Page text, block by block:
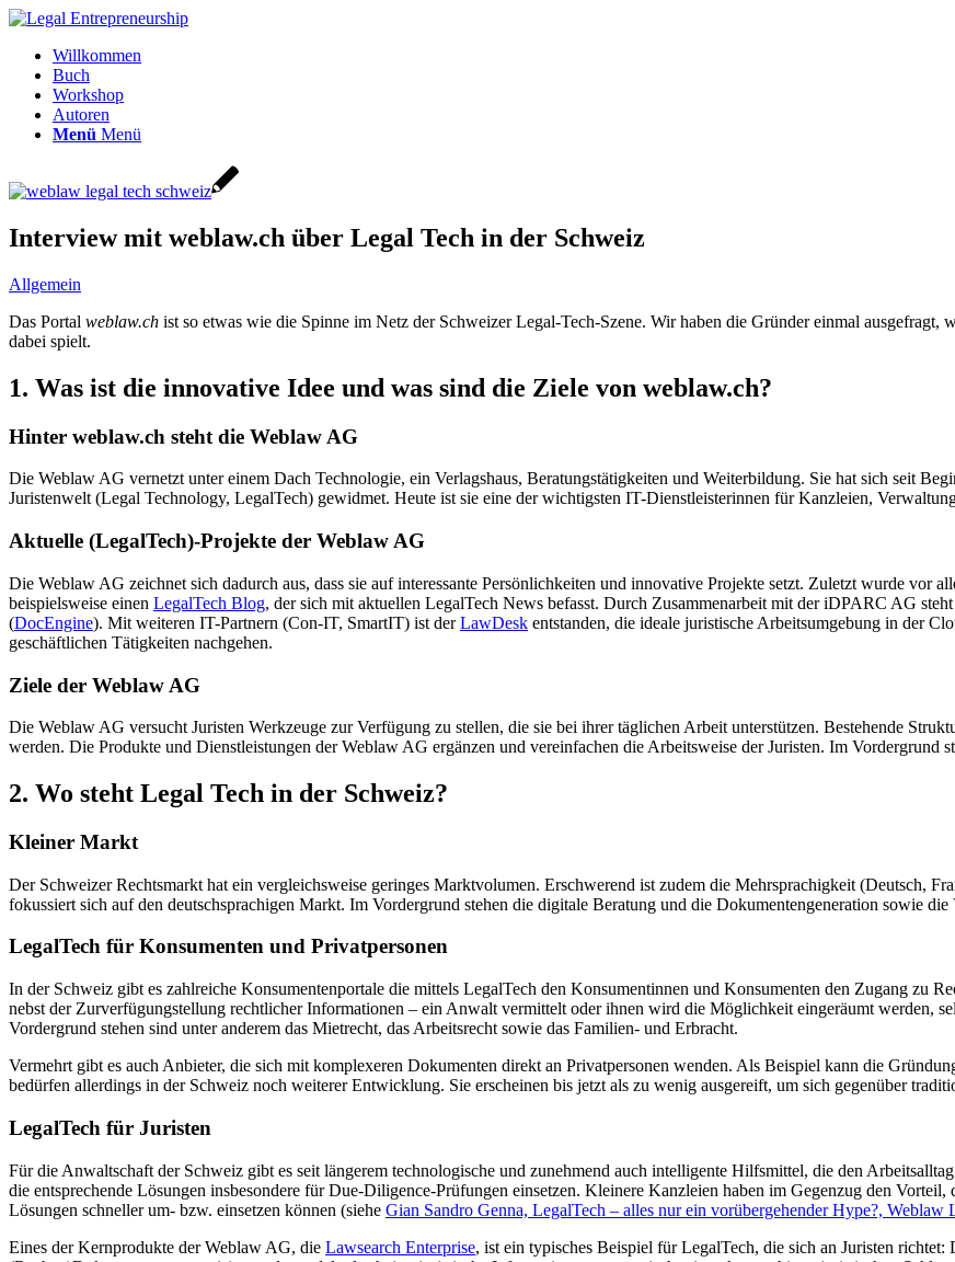
Willkommen
Buch
Workshop
Autoren
Menü Menü
Interview mit weblaw.ch über Legal Tech in der Schweiz
Allgemein
Das Portal weblaw.ch ist so etwas wie die Spinne im Netz der Schweizer Legal-Tech-Szene. Wir haben die Gründer einmal
dabei spielt.
1. Was ist die innovative Idee und was sind die Ziele von weblaw.ch?
Hinter weblaw.ch steht die Weblaw AG
Die Weblaw AG vernetzt unter einem Dach Technologie, ein Verlagshaus, Beratungstätigkeiten und Weiterbildung. Sie hat sich seit
Juristenwelt (Legal Technology, LegalTech) gewidmet. Heute ist sie eine der wichtigsten IT-Dienstleisterinnen für Kanzleien,
Aktuelle (LegalTech)-Projekte der Weblaw AG
Die Weblaw AG zeichnet sich dadurch aus, dass sie auf interessante Persönlichkeiten und innovative Projekte setzt. Zuletzt wurde vor
beispielsweise einen LegalTech Blog, der sich mit aktuellen LegalTech News befasst. Durch Zusammenarbeit mit der iDPARC AG
(DocEngine). Mit weiteren IT-Partnern (Con-IT, SmartIT) ist derLawDesk entstanden, die ideale juristische Arbeitsumgebung in der
geschäftlichen Tätigkeiten nachgehen.
Ziele der Weblaw AG
Die Weblaw AG versucht Juristen Werkzeuge zur Verfügung zu stellen, die sie bei ihrer täglichen Arbeit unterstützen. Bestehende
werden. Die Produkte und Dienstleistungen der Weblaw AG ergänzen und vereinfachen die Arbeitsweise der Juristen. Im Vordergrund
2. Wo steht Legal Tech in der Schweiz?
Kleiner Markt
Der Schweizer Rechtsmarkt hat ein vergleichsweise geringes Marktvolumen. Erschwerend ist zudem die Mehrsprachigkeit (Deutsch,
fokussiert sich auf den deutschsprachigen Markt. Im Vordergrund stehen die digitale Beratung und die Dokumentengeneration sowie
LegalTech für Konsumenten und Privatpersonen
In der Schweiz gibt es zahlreiche Konsumentenportale die mittels LegalTech den Konsumentinnen und Konsumenten den Zugang zu
nebst der Zurverfügungstellung rechtlicher Informationen – ein Anwalt vermittelt oder ihnen wird die Möglichkeit eingeräumt werden,
Vordergrund stehen sind unter anderem das Mietrecht, das Arbeitsrecht sowie das Familien- und Erbracht.
Vermehrt gibt es auch Anbieter, die sich mit komplexeren Dokumenten direkt an Privatpersonen wenden. Als Beispiel kann die
bedürfen allerdings in der Schweiz noch weiterer Entwicklung. Sie erscheinen bis jetzt als zu wenig ausgereift, um sich gegenüber
LegalTech für Juristen
Für die Anwaltschaft der Schweiz gibt es seit längerem technologische und zunehmend auch intelligente Hilfsmittel, die den
die entsprechende Lösungen insbesondere für Due-Diligence-Prüfungen einsetzen. Kleinere Kanzleien haben im Gegenzug den
Lösungen schneller um- bzw. einsetzen können (siehe Gian Sandro Genna, LegalTech – alles nur ein vorübergehender Hype?, Weblaw
Eines der Kernprodukte der Weblaw AG, die Lawsearch Enterprise, ist ein typisches Beispiel für LegalTech, die sich an Juristen